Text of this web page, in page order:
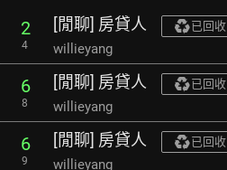
2
4
[閒聊] 房貸人 已回收
willieyang
6
8
[閒聊] 房貸人 已回收
willieyang
6
9
[閒聊] 房貸人 已回收
willieyang